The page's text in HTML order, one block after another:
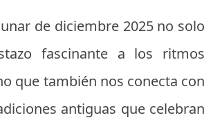
de diciembre 2025 no solo
fascinante a los ritmos
que también nos conecta con
antiguas que celebran